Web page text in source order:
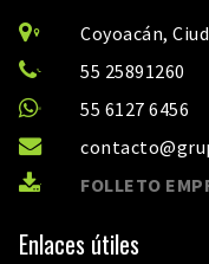
Coyoacán,
55 25891260
55 6127 6456
FOLLETO
Enlaces útiles